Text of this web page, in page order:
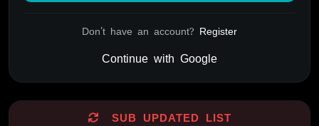
Don't have an account? Register
Continue with Google
SUB UPDATED LIST